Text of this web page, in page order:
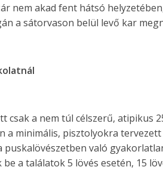
nem akad fent hátsó
a sátorvason belül levő kar
csak a nem túl célszerű, atipikus
a minimális, pisztolyokra
puskalövészetben való
a találatok 5 lövés esetén, 15